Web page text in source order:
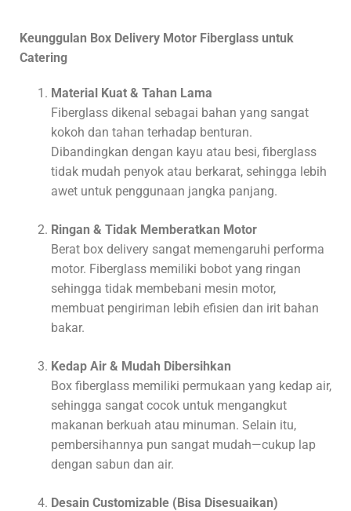
Keunggulan Box Delivery Motor Fiberglass untuk
Catering
Material Kuat & Tahan Lama
Fiberglass dikenal sebagai bahan yang sangat
kokoh dan tahan terhadap benturan.
Dibandingkan dengan kayu atau besi, fiberglass
tidak mudah penyok atau berkarat, sehingga lebih
awet untuk penggunaan jangka panjang.
Ringan & Tidak Memberatkan Motor
Berat box delivery sangat memengaruhi performa
motor. Fiberglass memiliki bobot yang ringan
sehingga tidak membebani mesin motor,
membuat pengiriman lebih efisien dan irit bahan
bakar.
Kedap Air & Mudah Dibersihkan
Box fiberglass memiliki permukaan yang kedap air,
sehingga sangat cocok untuk mengangkut
makanan berkuah atau minuman. Selain itu,
pembersihannya pun sangat mudah—cukup lap
dengan sabun dan air.
Desain Customizable (Bisa Disesuaikan)